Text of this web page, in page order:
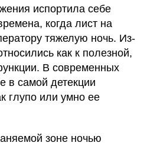
испортила себе
когда лист на
тяжелую ночь. Из-
как к полезной,
В современных
в самой детекции
глупо или умно ее
зоне ночью